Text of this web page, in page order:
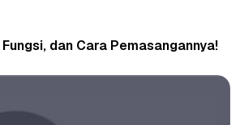
dan Cara Pemasangannya!